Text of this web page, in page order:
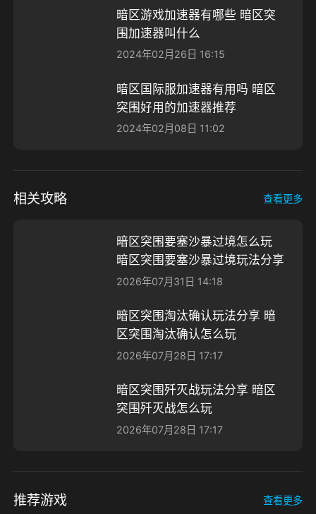
暗区游戏加速器有哪些 暗区突
围加速器叫什么
2024年02月26日 16:15
暗区国际服加速器有用吗 暗区
突围好用的加速器推荐
2024年02月08日 11:02
相关攻略 查看更多
暗区突围要塞沙暴过境怎么玩
暗区突围要塞沙暴过境玩法分享
2026年07月31日 14:18
暗区突围淘汰确认玩法分享 暗
区突围淘汰确认怎么玩
2026年07月28日 17:17
暗区突围歼灭战玩法分享 暗区
突围歼灭战怎么玩
2026年07月28日 17:17
推荐游戏 查看更多